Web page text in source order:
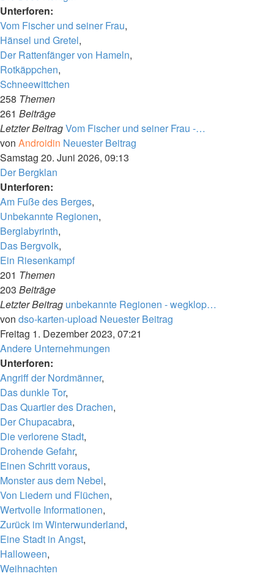
Unterforen:
Vom Fischer und seiner Frau,
Hänsel und Gretel,
Der Rattenfänger von Hameln,
Rotkäppchen,
Schneewittchen
258 Themen
261 Beiträge
Letzter BeitragVom Fischer und seiner Frau -…
von Androidin Neuester Beitrag
Samstag 20. Juni 2026, 09:13
Der Bergklan
Unterforen:
Am Fuße des Berges,
Unbekannte Regionen,
Berglabyrinth,
Das Bergvolk,
Ein Riesenkampf
201 Themen
203 Beiträge
Letzter Beitrag unbekannte Regionen - wegklop…
von dso-karten-upload Neuester Beitrag
Freitag 1. Dezember 2023, 07:21
Andere Unternehmungen
Unterforen:
Angriff der Nordmänner,
Das dunkle Tor,
Das Quartier des Drachen,
Der Chupacabra,
Die verlorene Stadt,
Drohende Gefahr,
Einen Schritt voraus,
Monster aus dem Nebel,
Von Liedern und Flüchen,
Wertvolle Informationen,
Zurück im Winterwunderland,
Eine Stadt in Angst,
Halloween,
Weihnachten